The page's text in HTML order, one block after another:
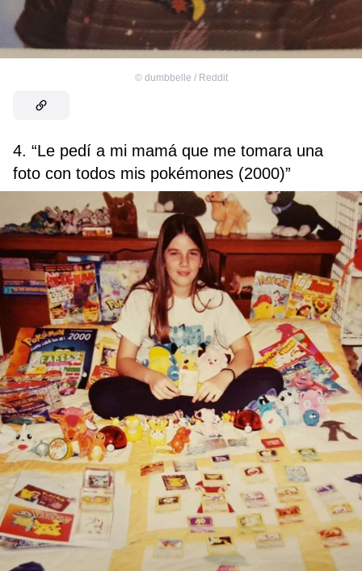
© dumbbelle / Reddit
4. “Le pedí a mi mamá que me tomara una
foto con todos mis pokémones (2000)”